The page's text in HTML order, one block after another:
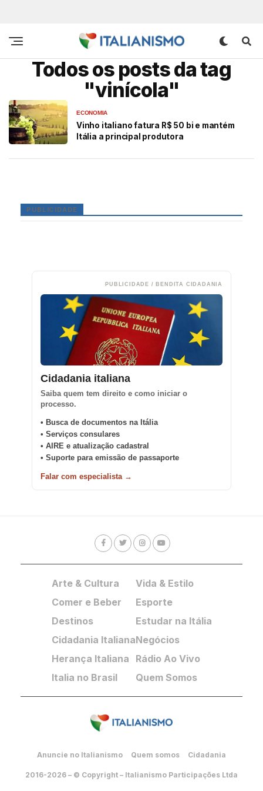
Todos os posts da tag
"vinícola"
ECONOMIA
Vinho italiano fatura R$ 50 bi e mantém
Itália a principal produtora
PUBLICIDADE
PUBLICIDADE / BENDITA CIDADANIA
Cidadania italiana
Saiba quem tem direito e como iniciar o
processo.
• Busca de documentos na Itália
• Serviços consulares
• AIRE e atualização cadastral
• Suporte para emissão de passaporte
Falar com especialista →
Arte & Cultura
Comer e Beber
Destinos
Cidadania Italiana
Herança Italiana
Italia no Brasil
Vida & Estilo
Esporte
Estudar na Itália
Negócios
Rádio Ao Vivo
Quem Somos
Anuncie no Italianismo Quem somos Cidadania
2016-2026 – © Copyright – Italianismo Participações Ltda